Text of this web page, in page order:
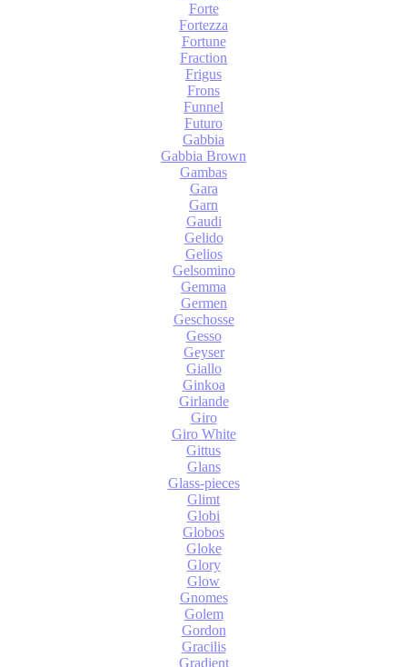
Forte
Fortezza
Fortune
Fraction
Frigus
Frons
Funnel
Futuro
Gabbia
Gabbia Brown
Gambas
Gara
Garn
Gaudi
Gelido
Gelios
Gelsomino
Gemma
Germen
Geschosse
Gesso
Geyser
Giallo
Ginkoa
Girlande
Giro
Giro White
Gittus
Glans
Glass-pieces
Glimt
Globi
Globos
Gloke
Glory
Glow
Gnomes
Golem
Gordon
Gracilis
Gradient